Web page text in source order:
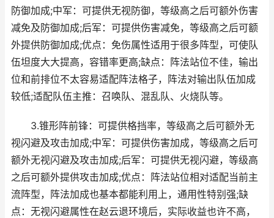
防御加成;中军：可提供无视防御，等级高之后可额外伤害
减免及防御加成;后军：可提供伤害减免，等级高之后可额
外提供防御加成;优点：免伤属性适用于很多阵型，可使队
伍坦度大大提高，容错率更高;缺点：阵法站位不佳，输出
位和前排位不太容易适配阵法格子，阵法对输出队伍加成
较低;适配队伍主推：召唤队、混乱队、火烧队等。
3.锥形阵前锋：可提供格挡率，等级高之后可额外无
视闪避及攻击加成;中军：可提供伤害加成，等级高之后可
额外无视闪避及攻击加成;后军：可提供无视闪避，等级高
之后可额外提供攻击加成;优点：阵法站位相对适配当前主
流阵型，阵法加成也基本都能利用上，通用性特别强;缺
点：无视闪避属性在赵云退环境后，实际收益也许不高，